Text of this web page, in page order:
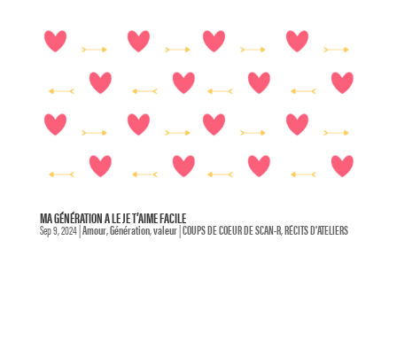
MA GÉNÉRATION A LE JE T’AIME FACILE
Sep 9, 2024|Amour,Génération,valeur|COUPS DE COEUR DE SCAN-R,RÉCITS D'ATELIERS